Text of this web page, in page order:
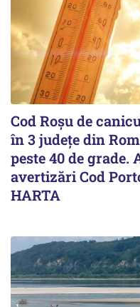
Cod Roşu de
în 3 județe din
peste 40 de grade.
avertizări Cod
HARTA